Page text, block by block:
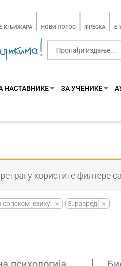
КЊИЖАРА НОВИ ЛОГОС ФРЕСКА
НАСТАВНИКЕ ЗА УЧЕНИКЕ
користите филтере
језику 3. разред